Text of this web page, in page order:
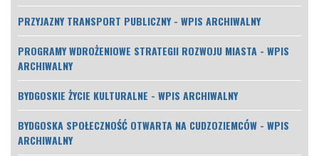
PRZYJAZNY TRANSPORT PUBLICZNY - WPIS ARCHIWALNY
PROGRAMY WDROŻENIOWE STRATEGII ROZWOJU MIASTA - WPIS
ARCHIWALNY
BYDGOSKIE ŻYCIE KULTURALNE - WPIS ARCHIWALNY
BYDGOSKA SPOŁECZNOŚĆ OTWARTA NA CUDZOZIEMCÓW - WPIS
ARCHIWALNY